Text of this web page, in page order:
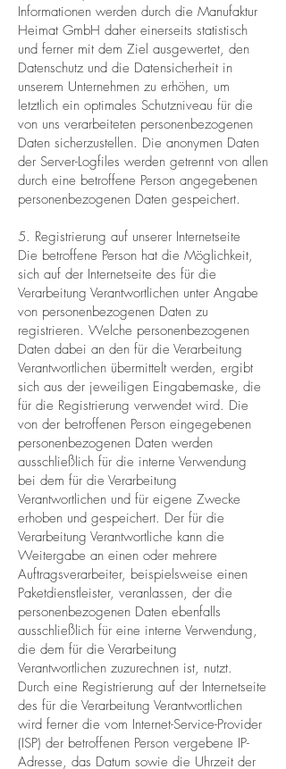
Informationen werden durch die Manufaktur
Heimat GmbH daher einerseits statistisch
und ferner mit dem Ziel ausgewertet, den
Datenschutz und die Datensicherheit in
unserem Unternehmen zu erhöhen, um
letztlich ein optimales Schutzniveau für die
von uns verarbeiteten personenbezogenen
Daten sicherzustellen. Die anonymen Daten
der Server-Logfiles werden getrennt von allen
durch eine betroffene Person angegebenen
personenbezogenen Daten gespeichert.
5. Registrierung auf unserer Internetseite
Die betroffene Person hat die Möglichkeit,
sich auf der Internetseite des für die
Verarbeitung Verantwortlichen unter Angabe
von personenbezogenen Daten zu
registrieren. Welche personenbezogenen
Daten dabei an den für die Verarbeitung
Verantwortlichen übermittelt werden, ergibt
sich aus der jeweiligen Eingabemaske, die
für die Registrierung verwendet wird. Die
von der betroffenen Person eingegebenen
personenbezogenen Daten werden
ausschließlich für die interne Verwendung
bei dem für die Verarbeitung
Verantwortlichen und für eigene Zwecke
erhoben und gespeichert. Der für die
Verarbeitung Verantwortliche kann die
Weitergabe an einen oder mehrere
Auftragsverarbeiter, beispielsweise einen
Paketdienstleister, veranlassen, der die
personenbezogenen Daten ebenfalls
ausschließlich für eine interne Verwendung,
die dem für die Verarbeitung
Verantwortlichen zuzurechnen ist, nutzt.
Durch eine Registrierung auf der Internetseite
des für die Verarbeitung Verantwortlichen
wird ferner die vom Internet-Service-Provider
(ISP) der betroffenen Person vergebene IP-
Adresse, das Datum sowie die Uhrzeit der